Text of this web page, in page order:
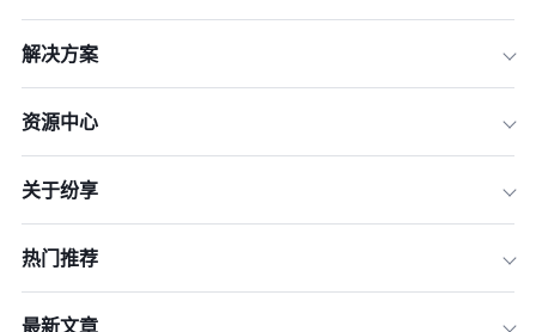
解决方案
资源中心
关于纷享
热门推荐
最新文章